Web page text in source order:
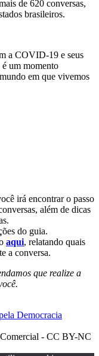
de 620 conversas,
brasileiros.
a COVID-19 e seus
é um momento
em que vivemos
irá encontrar o passo
além de dicas
do guia.
aqui, relatando quais
a conversa.
que realize a
- CC BY-NC